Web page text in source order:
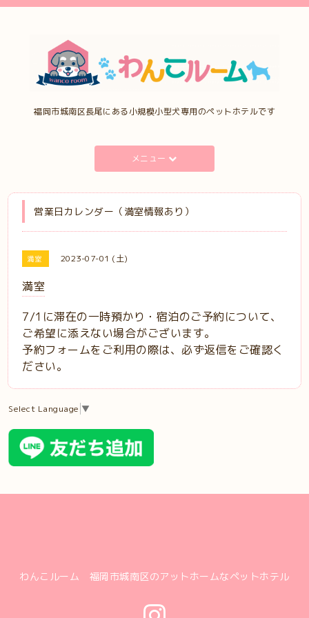
福岡市城南区長尾にある小規模小型犬専用のペットホテルです
メニュー
営業日カレンダー（満室情報あり）
満室 2023-07-01 (土)
満室
7/1に滞在の一時預かり・宿泊のご予約について、
ご希望に添えない場合がございます。
予約フォームをご利用の際は、必ず返信をご確認く
ださい。
Select Language ▼
わんこルーム 福岡市城南区のアットホームなペットホテル